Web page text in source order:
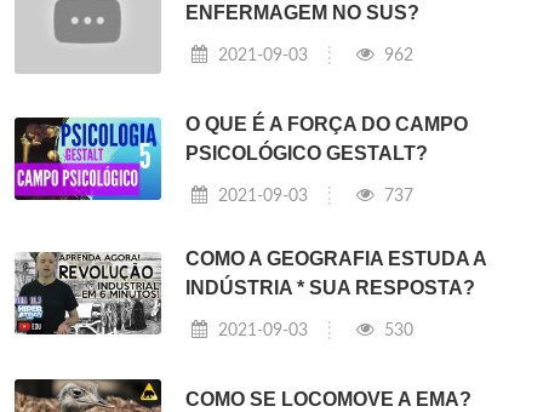
ENFERMAGEM NO SUS?
2021-09-03 962
O QUE É A FORÇA DO CAMPO
PSICOLÓGICO GESTALT?
2021-09-03 737
COMO A GEOGRAFIA ESTUDA A
INDÚSTRIA * SUA RESPOSTA?
2021-09-03 530
COMO SE LOCOMOVE A EMA?